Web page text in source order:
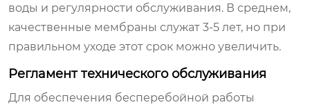
воды и регулярности обслуживания. В среднем,
качественные мембраны служат 3-5 лет, но при
правильном уходе этот срок можно увеличить.
Регламент технического обслуживания
Для обеспечения бесперебойной работы